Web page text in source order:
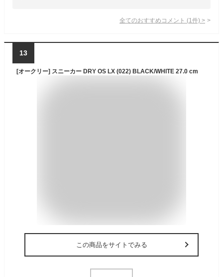
全てのおすすめコメント (1 件) >
13
[オークリー] スニーカー DRY OS LX (022) BLACK/WHITE 27.0 cm
この商品をサイトでみる